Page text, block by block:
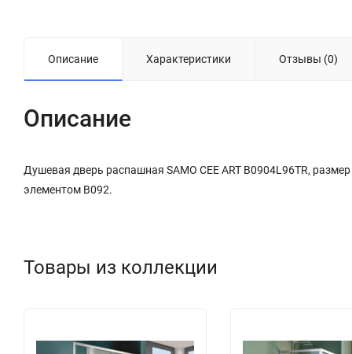
Описание Характеристики Отзывы (0)
Описание
Душевая дверь распашная SAMO CEE ART B0904L96TR,
элементом B092.
Товары из коллекции